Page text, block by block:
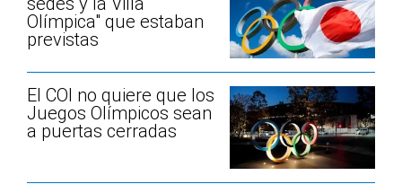
Olímpica" que estaban
previstas
El COI no quiere que los
Juegos Olímpicos sean
a puertas cerradas